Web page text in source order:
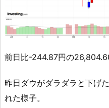
前日比-244.87円の
昨日ダウがダラダラと下げ
れた様子。